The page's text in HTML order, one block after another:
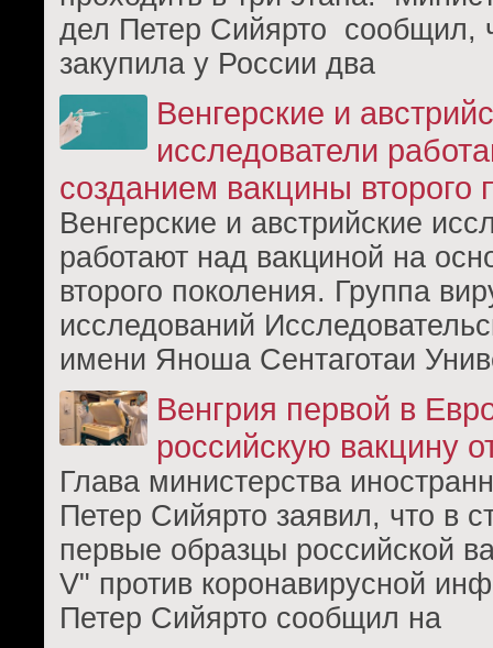
дел Петер Сийярто сообщил,
закупила у России два
Венгерские и
исследователи
созданием вакцины второго
Венгерские и австрийские
работают над вакциной на
второго поколения. Группа
исследований
имени Яноша Сентаготаи
Венгрия первой в
российскую вакцину
Глава министерства
Петер Сийярто заявил, что в
первые образцы российской
V" против коронавирусной
Петер Сийярто сообщил на